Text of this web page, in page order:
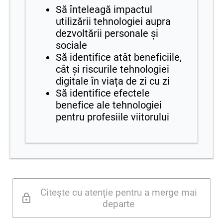
Să înteleagă impactul
utilizării tehnologiei aupra
dezvoltării personale și
sociale
Să identifice atât beneficiile,
cât și riscurile tehnologiei
digitale în viața de zi cu zi
Să identifice efectele
benefice ale tehnologiei
pentru profesiile viitorului
Citește cu atenție pentru a merge mai
departe